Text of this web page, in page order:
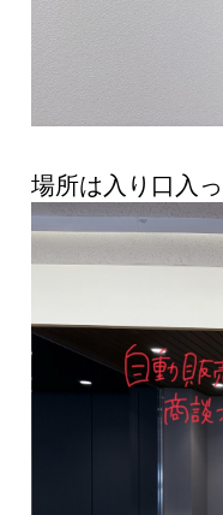
場所は入り口入